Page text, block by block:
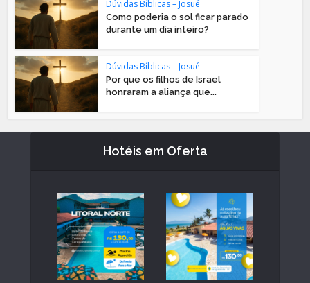
Dúvidas Bíblicas – Josué
Como poderia o sol ficar parado
durante um dia inteiro?
Dúvidas Bíblicas – Josué
Por que os filhos de Israel
honraram a aliança que...
Hotéis em Oferta